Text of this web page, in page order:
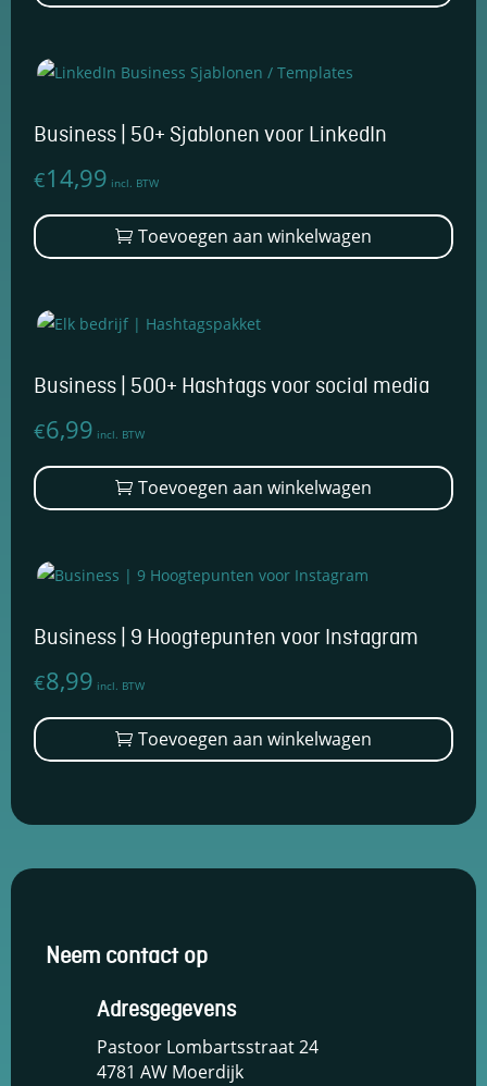
€119,99
op
Business | 50+ Sjablonen voor LinkedIn
€14,99 incl. BTW
Toevoegen aan winkelwagen
Business | 500+ Hashtags voor social media
€6,99 incl. BTW
Toevoegen aan winkelwagen
Business | 9 Hoogtepunten voor Instagram
€8,99 incl. BTW
Toevoegen aan winkelwagen
Adresgegevens
Pastoor Lombartsstraat 24
4781 AW Moerdijk